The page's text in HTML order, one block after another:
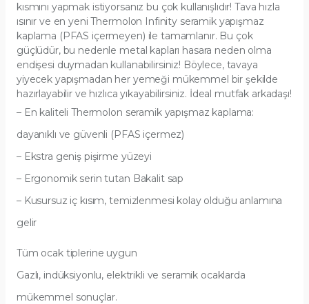
kısmını yapmak istiyorsanız bu çok kullanışlıdır! Tava hızla
ısınır ve en yeni Thermolon Infinity seramik yapışmaz
kaplama (PFAS içermeyen) ile tamamlanır. Bu çok
güçlüdür, bu nedenle metal kapları hasara neden olma
endişesi duymadan kullanabilirsiniz! Böylece, tavaya
yiyecek yapışmadan her yemeği mükemmel bir şekilde
hazırlayabilir ve hızlıca yıkayabilirsiniz. İdeal mutfak arkadaşı!
– En kaliteli Thermolon seramik yapışmaz kaplama:
dayanıklı ve güvenli (PFAS içermez)
– Ekstra geniş pişirme yüzeyi
– Ergonomik serin tutan Bakalit sap
– Kusursuz iç kısım, temizlenmesi kolay olduğu anlamına
gelir
Tüm ocak tiplerine uygun
Gazlı, indüksiyonlu, elektrikli ve seramik ocaklarda
mükemmel sonuçlar.